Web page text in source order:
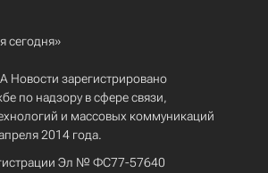
сегодня»
Новости зарегистрировано
по надзору в сфере связи,
и массовых коммуникаций
2014 года.
Эл № ФС77-57640